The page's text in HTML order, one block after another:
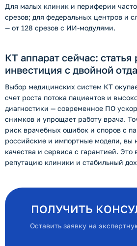
Для малых клиник и периферии часто
срезов; для федеральных центров и
— от 128 срезов с ИИ-модулями.
КТ аппарат сейчас: статья
инвестиция с двойной
Выбор медицинских систем КТ
счет роста потока пациентов и
диагностики — современное ПО
снимков и упрощает работу врача.
риск врачебных ошибок и споров с
российские и импортные модели, вы
качества и сервиса с гарантией. Это
репутацию клиники и стабильный
ПОЛУЧИТЬ
Оставить заявку на